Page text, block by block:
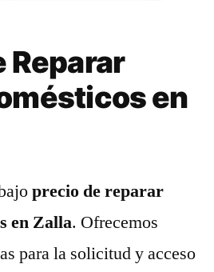
Reparar
en
precio de reparar
en Zalla. Ofrecemos
para la solicitud y acceso